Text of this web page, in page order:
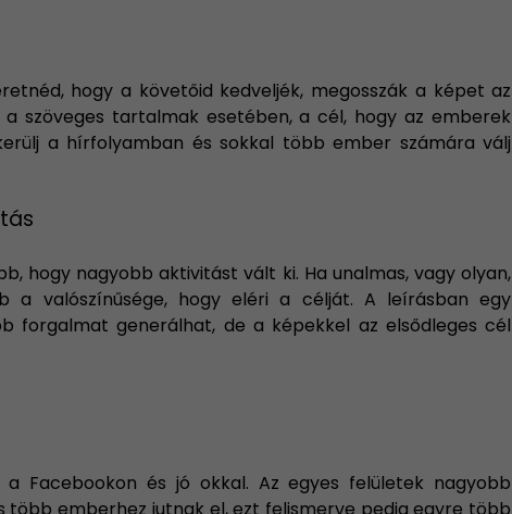
hogy a követőid kedveljék, megosszák a képet az
a szöveges tartalmak esetében, a cél, hogy az emberek
a hírfolyamban és sokkal több ember számára válj
hogy nagyobb aktivitást vált ki. Ha unalmas, vagy olyan,
a valószínűsége, hogy eléri a célját. A leírásban egy
forgalmat generálhat, de a képekkel az elsődleges cél
Facebookon és jó okkal. Az egyes felületek nagyobb
emberhez jutnak el, ezt felismerve pedig egyre több